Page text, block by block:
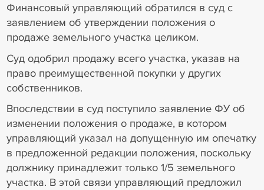
Финансовый управляющий обратился в суд с
заявлением об утверждении положения о
продаже земельного участка целиком.
Суд одобрил продажу всего участка, указав на
право преимущественной покупки у других
собственников.
Впоследствии в суд поступило заявление ФУ об
изменении положения о продаже, в котором
управляющий указал на допущенную им опечатку
в предложенной редакции положения, поскольку
должнику принадлежит только 1/5 земельного
участка. В этой связи управляющий предложил